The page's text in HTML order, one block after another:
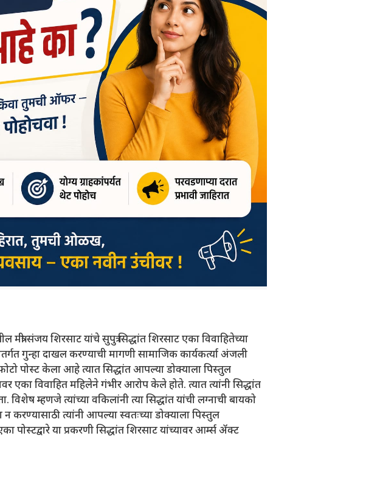
संजय शिरसाट यांचे सुपुत्र सिद्धांत शिरसाट एका विवाहितेच्या
गुन्हा दाखल करण्याची मागणी सामाजिक कार्यकर्त्या अंजली
पोस्ट केला आहे त्यात सिद्धांत आपल्या डोक्याला पिस्तुल
एका विवाहित महिलेने गंभीर आरोप केले होते. त्यात त्यांनी सिद्धांत
म्हणजे त्यांच्या वकिलांनी त्या सिद्धांत यांची लग्नाची बायको
करण्यासाठी त्यांनी आपल्या स्वतःच्या डोक्याला पिस्तुल
पोस्टद्वारे या प्रकरणी सिद्धांत शिरसाट यांच्यावर आर्म्स ॲक्ट